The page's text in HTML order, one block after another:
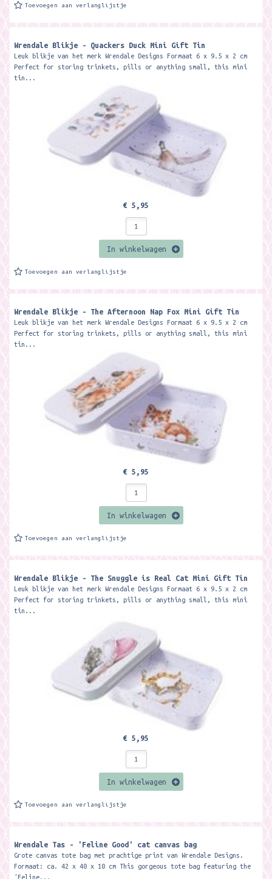
Toevoegen aan verlanglijstje
Wrendale Blikje - Quackers Duck Mini Gift Tin
Leuk blikje van het merk Wrendale Designs Formaat 6 x 9.5 x 2 cm
Perfect for storing trinkets, pills or anything small, this mini
tin...
€ 5,95
In winkelwagen
Toevoegen aan verlanglijstje
Wrendale Blikje - The Afternoon Nap Fox Mini Gift Tin
Leuk blikje van het merk Wrendale Designs Formaat 6 x 9.5 x 2 cm
Perfect for storing trinkets, pills or anything small, this mini
tin...
€ 5,95
In winkelwagen
Toevoegen aan verlanglijstje
Wrendale Blikje - The Snuggle is Real Cat Mini Gift Tin
Leuk blikje van het merk Wrendale Designs Formaat 6 x 9.5 x 2 cm
Perfect for storing trinkets, pills or anything small, this mini
tin...
€ 5,95
In winkelwagen
Toevoegen aan verlanglijstje
Wrendale Tas - 'Feline Good' cat canvas bag
Grote canvas tote bag met prachtige print van Wrendale Designs.
Formaat: ca. 42 x 40 x 10 cm This gorgeous tote bag featuring the
'Feline...